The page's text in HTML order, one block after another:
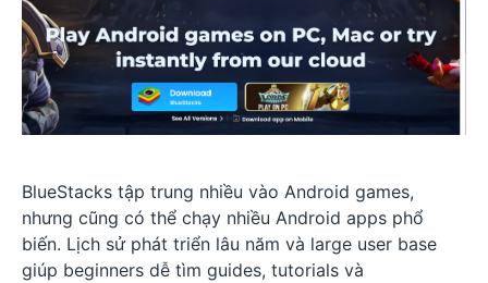
BlueStacks tập trung nhiều vào Android games,
nhưng cũng có thể chạy nhiều Android apps phổ
biến. Lịch sử phát triển lâu năm và large user base
giúp beginners dễ tìm guides, tutorials và